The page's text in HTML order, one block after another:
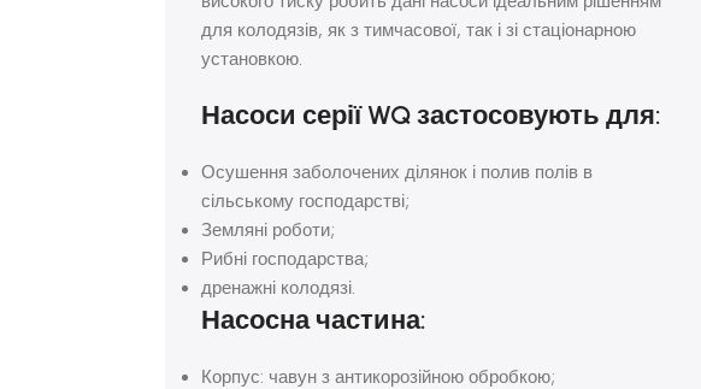
для колодязів, як з тимчасової, так і зі стаціонарною
установкою.
Насоси серії WQ застосовують для:
Осушення заболочених ділянок і полив полів в
сільському господарстві;
Земляні роботи;
Рибні господарства;
дренажні колодязі.
Насосна частина:
Корпус: чавун з антикорозійною обробкою;